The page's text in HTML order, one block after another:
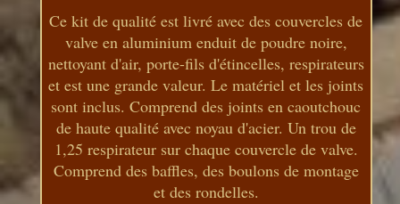
Ce kit de qualité est livré avec des couvercles de
valve en aluminium enduit de poudre noire,
nettoyant d'air, porte-fils d'étincelles, respirateurs
et est une grande valeur. Le matériel et les joints
sont inclus. Comprend des joints en caoutchouc
de haute qualité avec noyau d'acier. Un trou de
1,25 respirateur sur chaque couvercle de valve.
Comprend des baffles, des boulons de montage
et des rondelles.